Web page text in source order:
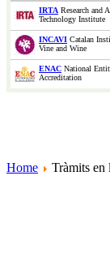
IRTA Research and
Technology Institute
INCAVI Catalan
Vine and Wine
ENAC National
Accreditation
Home
Tràmits en